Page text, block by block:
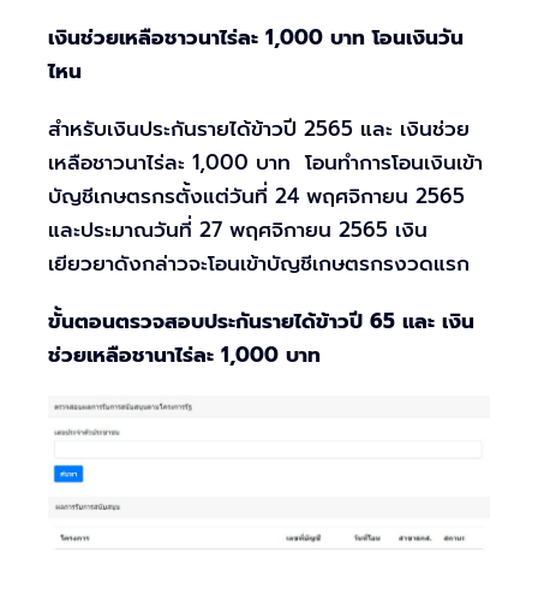
เงินช่วยเหลือชาวนาไร่ละ 1,000 บาท โอนเงินวัน
ไหน
สำหรับเงินประกันรายได้ข้าวปี 2565 และ เงินช่วย
เหลือชาวนาไร่ละ 1,000 บาท โอนทำการโอนเงินเข้า
บัญชีเกษตรกรตั้งแต่วันที่ 24 พฤศจิกายน 2565
และประมาณวันที่ 27 พฤศจิกายน 2565 เงิน
เยียวยาดังกล่าวจะโอนเข้าบัญชีเกษตรกรงวดแรก
ขั้นตอนตรวจสอบประกันรายได้ข้าวปี 65 และ เงิน
ช่วยเหลือชานาไร่ละ 1,000 บาท